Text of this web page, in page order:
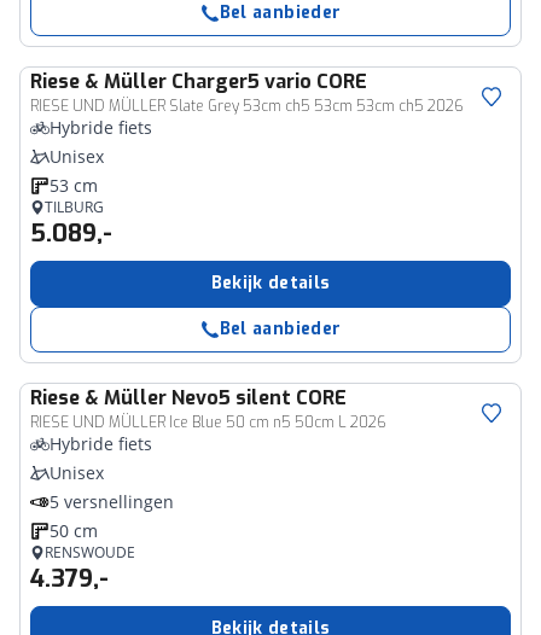
Bel aanbieder
Riese & Müller Charger5 vario CORE
RIESE UND MÜLLER Slate Grey 53cm ch5 53cm 53cm ch5 2026
Hybride fiets
Unisex
53 cm
TILBURG
5.089,-
Bekijk details
Bel aanbieder
Riese & Müller Nevo5 silent CORE
RIESE UND MÜLLER Ice Blue 50 cm n5 50cm L 2026
Hybride fiets
Unisex
5 versnellingen
50 cm
RENSWOUDE
4.379,-
Bekijk details